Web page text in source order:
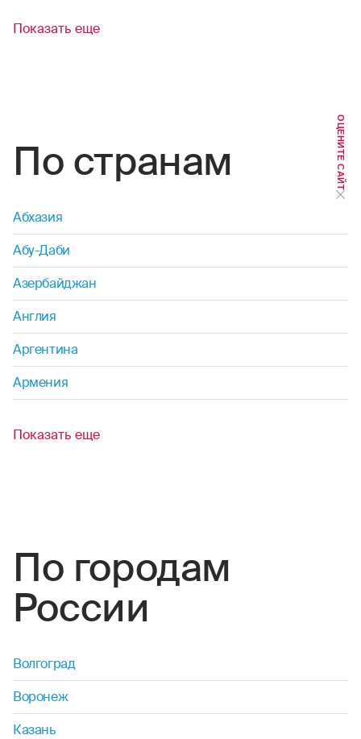
кайтинг
кудо
маунтинбайк
мотогонки
поездки (на мопедах, мотоциклах.
пейнтбол
пауэрлифтинг
рафтинг
самбо
Показать еще
По странам
Абхазия
Абу-Даби
Азербайджан
Англия
Аргентина
Армения
Показать еще
По городам
России
Волгоград
Воронеж
Казань
ОЦЕНИТЕ САЙТ